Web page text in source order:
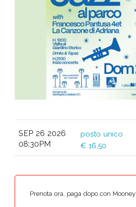
SEP 26 2026
08:30PM
posto unico
€ 16,50
Prenota ora, paga dopo con Mooney